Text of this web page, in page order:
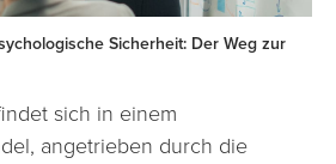
Sicherheit: Der Weg zur
sich in einem
angetrieben durch die